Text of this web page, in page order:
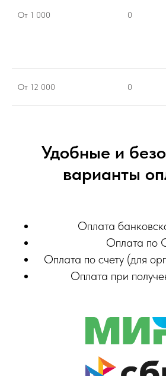
От 1 000 0
От 12 000 0
Удобные и
варианты
Оплата
Оплата по
Оплата по счету (для
Оплата при